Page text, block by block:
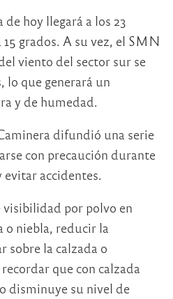
de hoy llegará a los 23
grados. A su vez, el SMN
viento del sector sur se
lo que generará un
y de humedad.
difundió una serie
con precaución durante
accidentes.
por polvo en
o niebla, reducir la
sobre la calzada o
que con calzada
disminuye su nivel de